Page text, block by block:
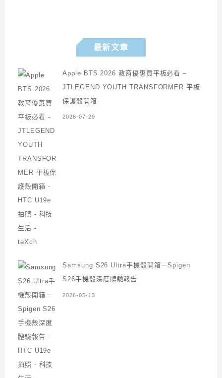
最新文章
Apple BTS 2026 教育優惠買平板必看 –
JTLEGEND YOUTH TRANSFORMER 平板
保護殼開箱
2026-07-29
Samsung S26 Ultra手機殼開箱－Spigen
S26手機殼深度體驗報告
2026-05-13